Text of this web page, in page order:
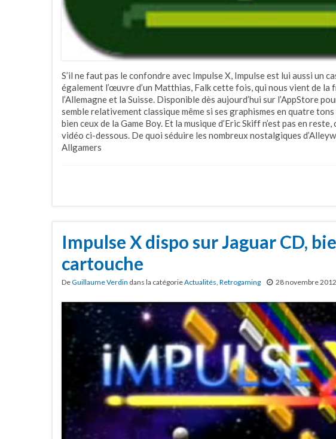
S’il ne faut pas le confondre avec Impulse X, Impulse est lui aussi un
également l’œuvre d’un Matthias, Falk cette fois, qui nous vient de
l’Allemagne et la Suisse. Disponible dès aujourd’hui sur l’AppStore
semble relativement classique même si ses graphismes en quatre
bien ceux de la Game Boy. Et la musique d’Eric Skiff n’est pas en
vidéo ci-dessous. De quoi séduire les nombreux nostalgiques
Allgamers
Impulse X dispo sur Jaguar CD,
cartouche
DeGuillaume Verdin dans la catégorieActualités, Retrogaming 28 novembre 2012